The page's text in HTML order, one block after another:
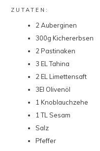
ZUTATEN:
2 Auberginen
300g Kichererbsen
2 Pastinaken
3 EL Tahina
2 EL Limettensaft
3El Olivenöl
1 Knoblauchzehe
1 TL Sesam
Salz
Pfeffer